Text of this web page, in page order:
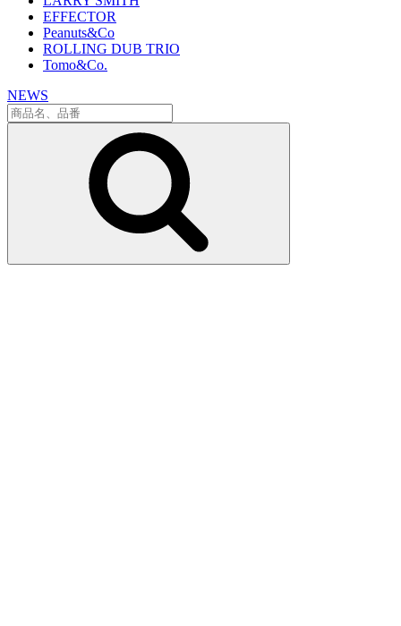
EFFECTOR
Peanuts&Co
ROLLING DUB TRIO
Tomo&Co.
NEWS